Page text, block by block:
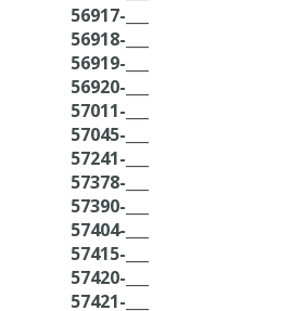
56917-___
56918-___
56919-___
56920-___
57011-___
57045-___
57241-___
57378-___
57390-___
57404-___
57415-___
57420-___
57421-___